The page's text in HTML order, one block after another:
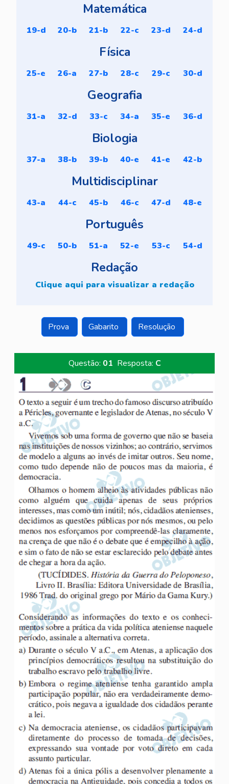
Questão: 01 Resposta: C
Matemática
19-d 20-b 21-b 22-c 23-d 24-d
Física
25-e 26-a 27-b 28-c 29-c 30-d
Geografia
31-a 32-d 33-c 34-a 35-e 36-d
Biologia
37-a 38-b 39-b 40-e 41-e 42-b
Multidisciplinar
43-a 44-c 45-b 46-c 47-d 48-e
Português
49-c 50-b 51-a 52-e 53-c 54-d
Redação
Clique aqui para visualizar a redação
Prova Gabarito Resolução